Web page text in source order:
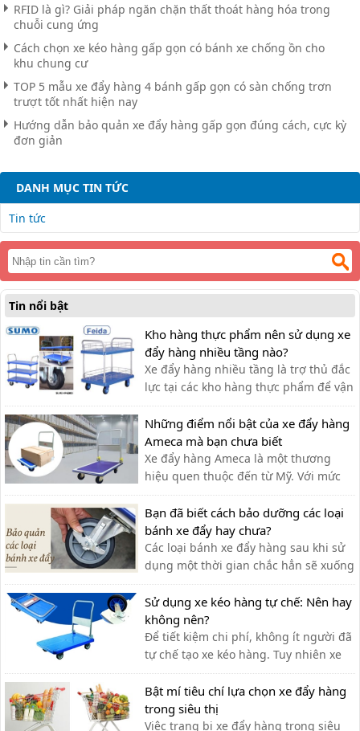
RFID là gì? Giải pháp ngăn chặn thất thoát hàng hóa trong
chuỗi cung ứng
Cách chọn xe kéo hàng gấp gọn có bánh xe chống ồn cho
khu chung cư
TOP 5 mẫu xe đẩy hàng 4 bánh gấp gọn có sàn chống trơn
trượt tốt nhất hiện nay
Hướng dẫn bảo quản xe đẩy hàng gấp gọn đúng cách, cực kỳ
đơn giản
DANH MỤC TIN TỨC
Tin tức
Tin nổi bật
Kho hàng thực phẩm nên sử dụng xe
đẩy hàng nhiều tầng nào?
Xe đẩy hàng nhiều tầng là trợ thủ đắc
lực tại các kho hàng thực phẩm để vận
chuyển hàng hóa. Dưới đây là một số
dòng xe đẩy được ưa chuộng trên thị
trường.
Những điểm nổi bật của xe đẩy hàng
Ameca mà bạn chưa biết
Xe đẩy hàng Ameca là một thương
hiệu quen thuộc đến từ Mỹ. Với mức
giá rẻ, phù hợp cho nhiều ngành
nghề, thương hiệu Ameca dần được
mọi người ưa chuộng sử dụng.
Bạn đã biết cách bảo dưỡng các loại
bánh xe đẩy hay chưa?
Các loại bánh xe đẩy hàng sau khi sử
dụng một thời gian chắc hẳn sẽ xuống
cấp và không thể vận hành một cách
linh hoạt,do đó ta cần có cách bảo
dưỡng chính xác
Sử dụng xe kéo hàng tự chế: Nên hay
không nên?
Để tiết kiệm chi phí, không ít người đã
tự chế tạo xe kéo hàng. Tuy nhiên xe
kéo hàng tự chế có ưu nhược điểm gì,
có nên dùng hay không?
Bật mí tiêu chí lựa chọn xe đẩy hàng
trong siêu thị
Việc trang bị xe đẩy hàng trong siêu